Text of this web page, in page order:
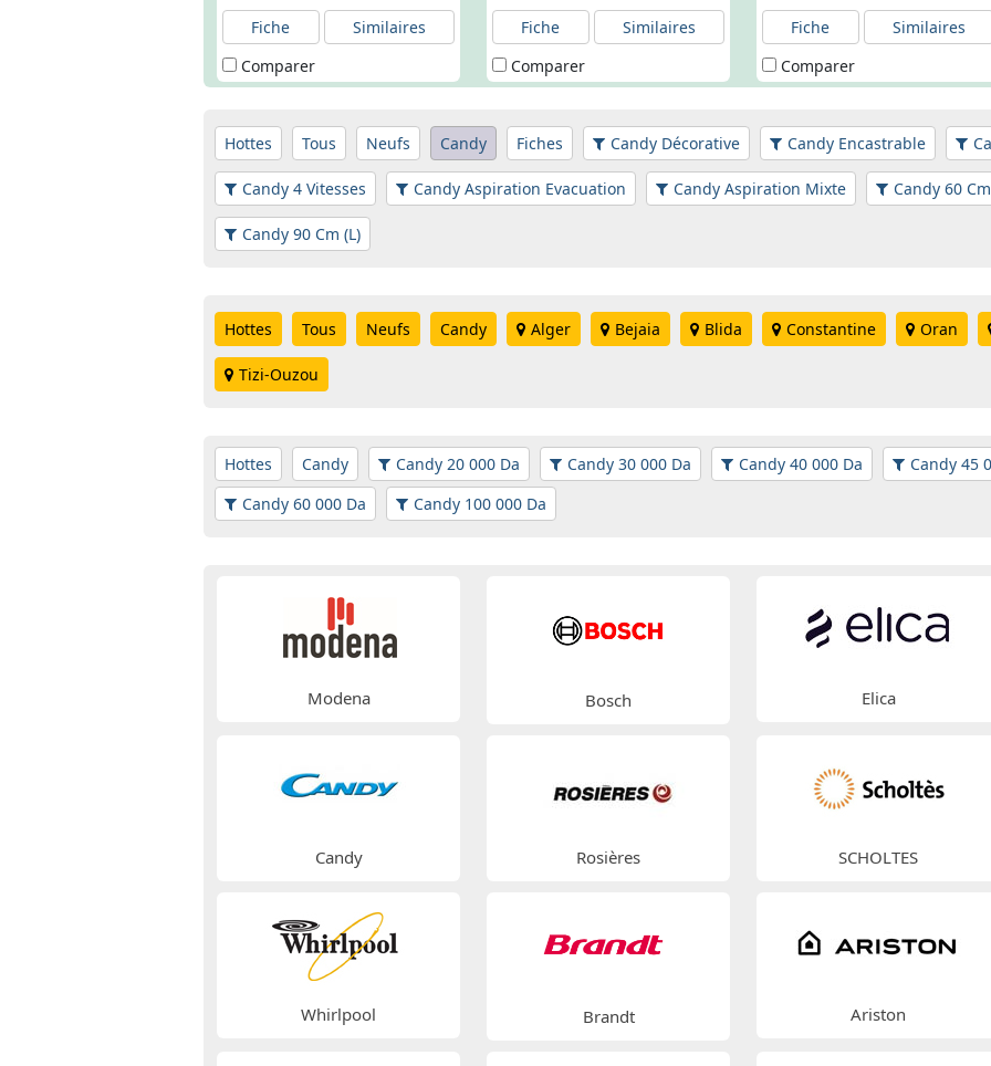
Fiche
Similaires
Comparer
Fiche
Similaires
Comparer
Fiche
Similaires
Comparer
Hottes Tous Neufs Candy Fiches Candy Décorative Candy Encastrable
Candy 4 Vitesses Candy Aspiration Evacuation Candy Aspiration Mixte Candy 60
Candy 90 Cm (L)
Hottes Tous Neufs Candy Alger Bejaia Blida Constantine Oran
Tizi-Ouzou
Hottes Candy Candy 20 000 Da Candy 30 000 Da Candy 40 000 Da Candy 45
Candy 60 000 Da
Candy 100 000 Da
Modena Bosch Elica
Candy Rosières SCHOLTES
Whirlpool Brandt Ariston